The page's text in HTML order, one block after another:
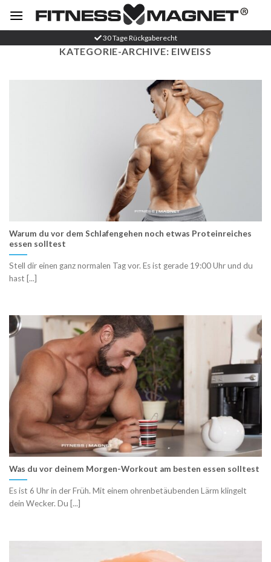
Inhalt
30 Tage Rückgaberecht
KATEGORIE-ARCHIVE: EIWEISS
Warum du vor dem Schlafengehen noch etwas Proteinreiches
essen solltest
Stell dir einen ganz normalen Tag vor. Es ist gerade 19:00 Uhr und du
hast [...]
Was du vor deinem Morgen-Workout am besten essen solltest
Es ist 6 Uhr in der Früh. Mit einem ohrenbetäubenden Lärm klingelt
dein Wecker. Du [...]